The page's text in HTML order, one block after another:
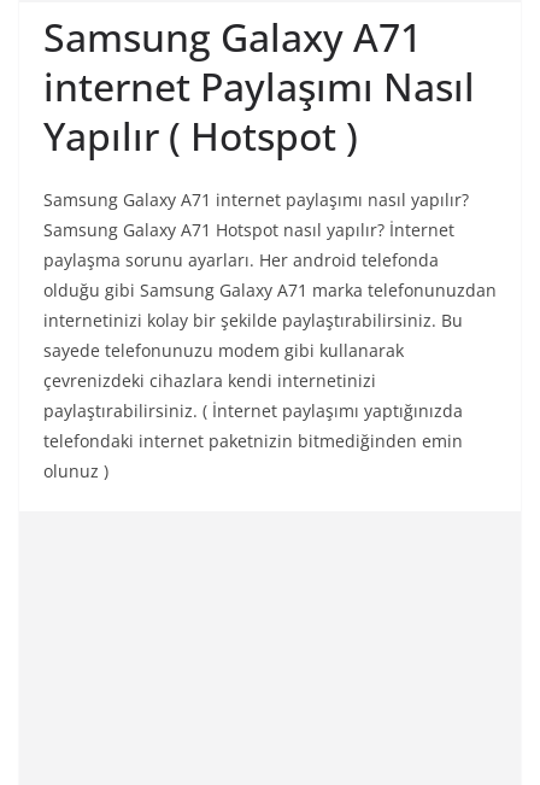
Samsung Galaxy A71
internet Paylaşımı Nasıl
Yapılır ( Hotspot )
Samsung Galaxy A71 internet paylaşımı nasıl yapılır?
Samsung Galaxy A71 Hotspot nasıl yapılır? İnternet
paylaşma sorunu ayarları. Her android telefonda
olduğu gibi Samsung Galaxy A71 marka telefonunuzdan
internetinizi kolay bir şekilde paylaştırabilirsiniz. Bu
sayede telefonunuzu modem gibi kullanarak
çevrenizdeki cihazlara kendi internetinizi
paylaştırabilirsiniz. ( İnternet paylaşımı yaptığınızda
telefondaki internet paketnizin bitmediğinden emin
olunuz )